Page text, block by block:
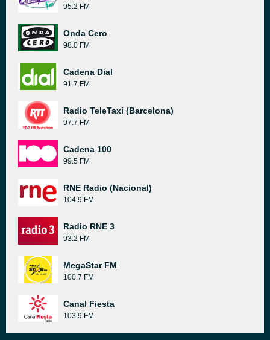
95.2 FM
Onda Cero
98.0 FM
Cadena Dial
91.7 FM
Radio TeleTaxi (Barcelona)
97.7 FM
Cadena 100
99.5 FM
RNE Radio (Nacional)
104.9 FM
Radio RNE 3
93.2 FM
MegaStar FM
100.7 FM
Canal Fiesta
103.9 FM